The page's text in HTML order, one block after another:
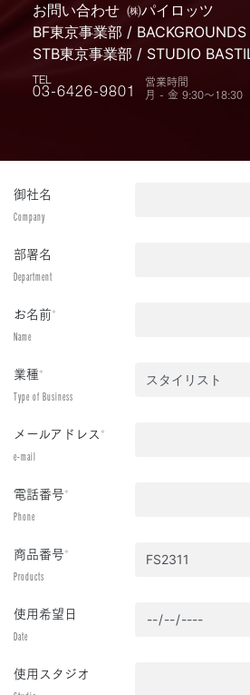
お問い合わせ ㈱パイロッツ
BF東京事業部 /
STB東京事業部 / STUDIO
TEL
03-6426-9801
営業時間
月 - 金 9:30〜18:30
御社名
Company
部署名
Department
お名前*
Name
業種*
Type of Business
メールアドレス*
e-mail
電話番号*
Phone
商品番号*
Products
使用希望日
Date
使用スタジオ